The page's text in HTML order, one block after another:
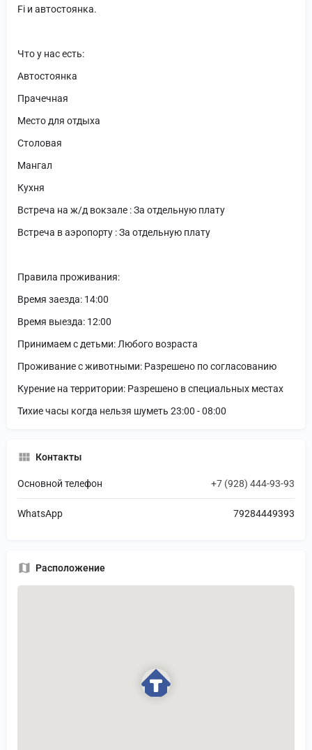
Fi и автостоянка.
Что у нас есть:
Автостоянка
Прачечная
Место для отдыха
Столовая
Мангал
Кухня
Встреча на ж/д вокзале : За отдельную плату
Встреча в аэропорту : За отдельную плату
Правила проживания:
Время заезда: 14:00
Время выезда: 12:00
Принимаем с детьми: Любого возраста
Проживание с животными: Разрешено по согласованию
Курение на территории: Разрешено в специальных местах
Тихие часы когда нельзя шуметь 23:00 - 08:00
Контакты
Основной телефон +7 (928) 444-93-93
WhatsApp 79284449393
Расположение